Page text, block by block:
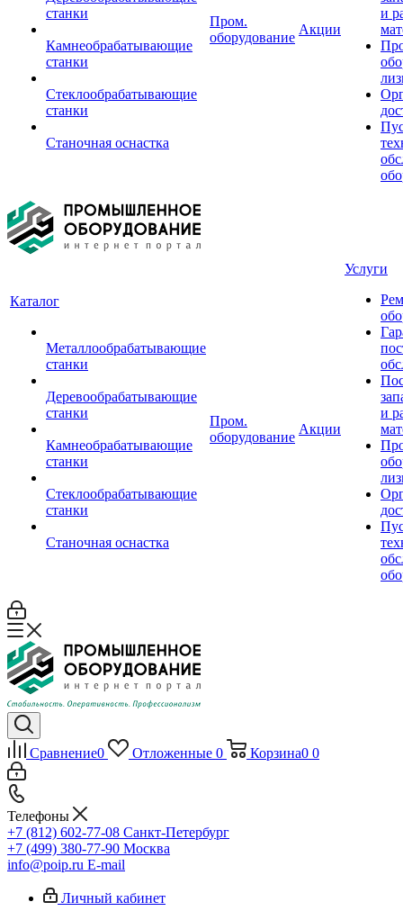
станки
Камнеобрабатывающие
станки
Стеклообрабатывающие
станки
Станочная оснастка
Пром.
оборудование
Акции
и
Каталог
Металлообрабатывающие
станки
Деревообрабатывающие
станки
Камнеобрабатывающие
станки
Стеклообрабатывающие
станки
Станочная оснастка
Пром.
оборудование
Акции
Услуги
и
Сравнение0 Отложенные 0 Корзина0 0
Телефоны
+7 (812) 602-77-08 Санкт-Петербург
+7 (499) 380-77-90 Москва
info@poip.ru E-mail
Личный кабинет